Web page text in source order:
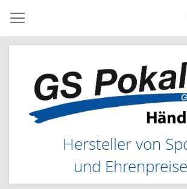
Zum
Inhalt
springen
Hersteller von
und